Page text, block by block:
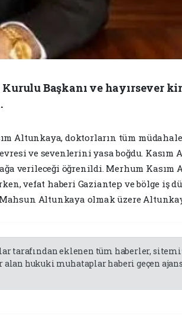
Başkanı ve hayırsever
Altunkaya, doktorların tüm
ve sevenlerini yasa boğdu. Kasım
verileceği öğrenildi. Merhum Kasım
vefat haberi Gaziantep ve bölge iş
Altunkaya olmak üzere
tarafından eklenen tüm haberler,
hukuki muhataplar haberi geçen